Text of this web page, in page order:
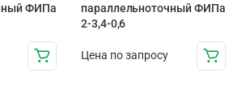
ФИПа
параллельноточный ФИПа
2-3,4-0,6
Цена по запросу